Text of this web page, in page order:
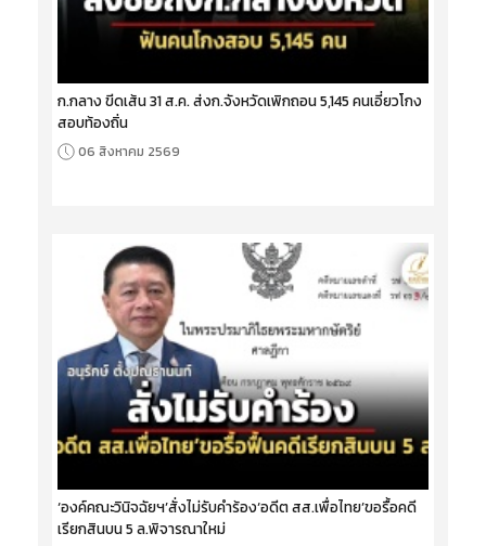
ก.กลาง ขีดเส้น 31 ส.ค. ส่งก.จังหวัดเพิกถอน 5,145 คนเอี่ยวโกง
สอบท้องถิ่น
06 สิงหาคม 2569
‘องค์คณะวินิจฉัยฯ’สั่งไม่รับคำร้อง‘อดีต สส.เพื่อไทย’ขอรื้อคดี
เรียกสินบน 5 ล.พิจารณาใหม่